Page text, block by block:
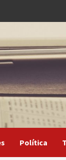
Política